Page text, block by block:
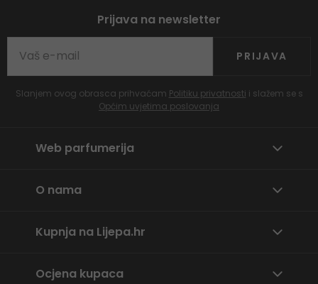
Prijava na newsletter
PRIJAVA
Slanjem ovog obrasca prihvaćam Politiku privatnosti i slažem se s
Općim uvjetima poslovanja
Web parfumerija
O nama
Kupnja na Lijepa.hr
Ocjena kupaca